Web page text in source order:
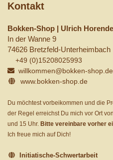
Kontakt
Bokken-Shop | Ulrich
In der Wanne 9
74626 Bretzfeld-Unterheimbach
+49 (0)15208025993
willkommen@bokken-shop.de
www.bokken-shop.de
Du möchtest vorbeikommen und die
der Regel erreichst Du mich vor Ort
und 15 Uhr. Bitte vereinbare vorher
Ich freue mich auf Dich!
Initiatische-Schwertarbeit